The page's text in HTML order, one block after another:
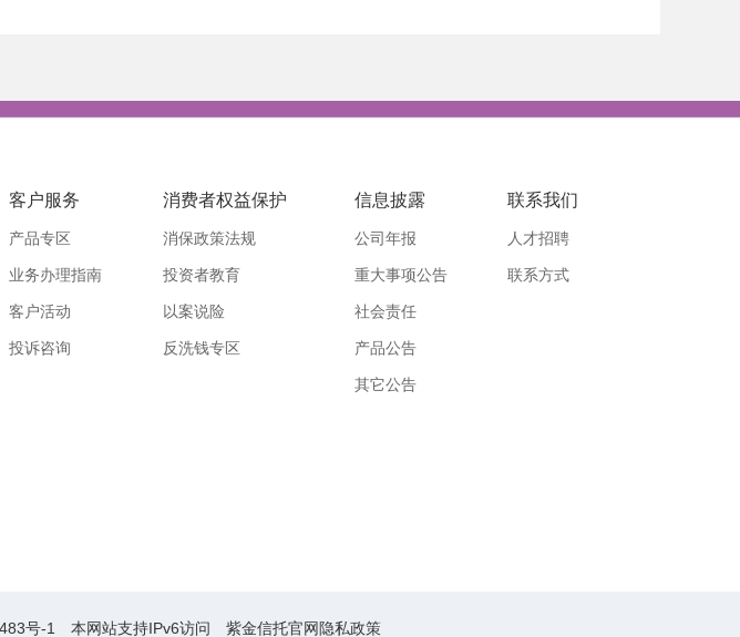
客户服务
产品专区
业务办理指南
客户活动
投诉咨询
消费者权益保护
消保政策法规
投资者教育
以案说险
反洗钱专区
信息披露
公司年报
重大事项公告
社会责任
产品公告
其它公告
联系我们
人才招聘
联系方式
号-1 本网站支持IPv6访问 紫金信托官网隐私政策